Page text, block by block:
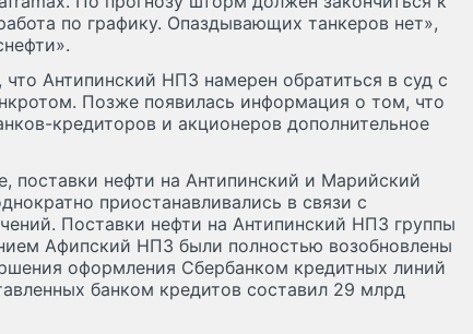
по графику. Опаздывающих танкеров нет»,
что Антипинский НПЗ намерен обратиться в суд с
Позже появилась информация о том, что
кредиторов и акционеров дополнительное
поставки нефти на Антипинский и Марийский
приостанавливались в связи с
Поставки нефти на Антипинский НПЗ группы
Афипский НПЗ были полностью возобновлены
оформления Сбербанком кредитных линий
банком кредитов составил 29 млрд